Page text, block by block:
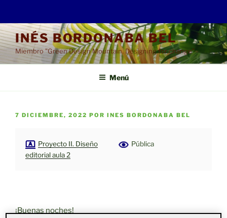
Saltar
al
contenido
INÉS BORDONABA BEL
Miembro "Green Design Mountain. Designing for change"
Menú
PUBLICADO
7 DICIEMBRE, 2022 POR INES BORDONABA BEL
Proyecto II. Diseño
editorial aula 2
Pública
¡Buenas noches!